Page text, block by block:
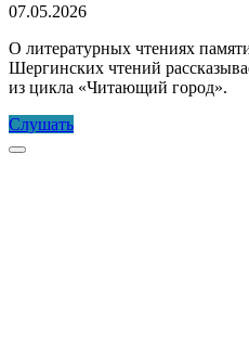
07.05.2026
О литературных чтениях
Шергинских чтений
из цикла «Читающий город».
СлушатьКрасно
Прокрутка